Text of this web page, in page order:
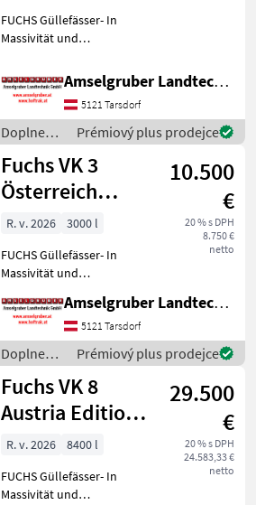
FUCHS Güllefässer- In
Massivität und
(Stärkste Materialstärken +
Beste Materialen und Beste
Komponenten der
führenden TOP Hersteller!)
Sei
Amselgruber Landtechnik GmbH
5121 Tarsdorf
Doplnenie
živin a
polievanie
/ Fuchs
Prémiový plus prodejce
Fuchs VK 3
Österreich
Edition
10.500
€
20 % s DPH
8.750 €
netto
R. v. 2026
3000 l
FUCHS Güllefässer- In
Massivität und
(Stärkste Materialstärken +
Beste Materialen und Beste
Komponenten der
führenden TOP Hersteller!)
Sei
Amselgruber Landtechnik GmbH
5121 Tarsdorf
Doplnenie
živin a
polievanie
/ Fuchs
Prémiový plus prodejce
Fuchs VK 8
Austria Edition 1
Achs TOP
29.500
€
20 % s DPH
24.583,33 €
netto
R. v. 2026
8400 l
FUCHS Güllefässer- In
Massivität und